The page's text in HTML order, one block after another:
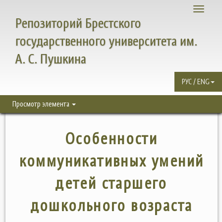
Toggle
Репозиторий Брестского
государственного университета им.
А. С. Пушкина
РУС / ENG
Просмотр элемента
Особенности
коммуникативных умений
детей старшего
дошкольного возраста